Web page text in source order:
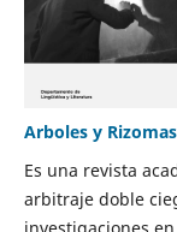
Arboles y Rizomas
Es una revista
arbitraje doble